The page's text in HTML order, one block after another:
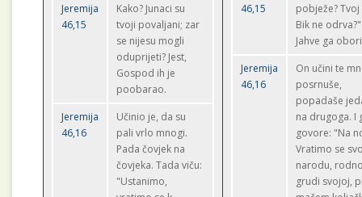
Jeremija
46,15
Kako? Junaci su
tvoji povaljani; zar
se nijesu mogli
oduprijeti? Jest,
Gospod ih je
poobarao.
Jeremija
46,16
Učinio je, da su
pali vrlo mnogi.
Pada čovjek na
čovjeka. Tada viču:
"Ustanimo,
46,15
pobježe? Tvoj
Bik ne
Jahve ga
Jeremija
46,16
On učini te
posrnuše,
popadaše
na drugoga. I
govore: "Na
Vratimo se
narodu,
grudi svojoj,